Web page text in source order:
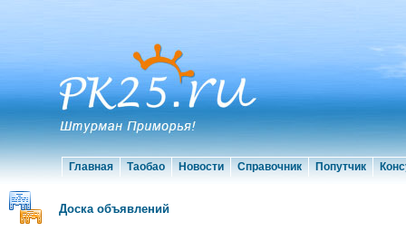
Главная Таобао Новости Справочник Попутчик
Доска объявлений